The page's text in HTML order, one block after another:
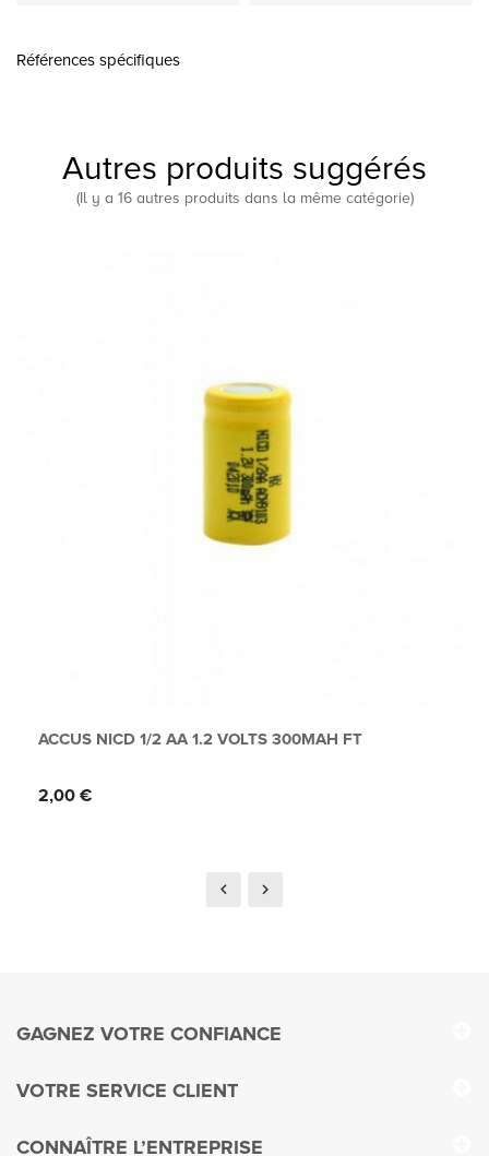
Références spécifiques
Autres produits suggérés
(Il y a 16 autres produits dans la même catégorie)
ACCUS NICD 1/2 AA 1.2 VOLTS 300MAH FT
Prix
2,00 €
GAGNEZ VOTRE CONFIANCE
VOTRE SERVICE CLIENT
CONNAÎTRE L’ENTREPRISE